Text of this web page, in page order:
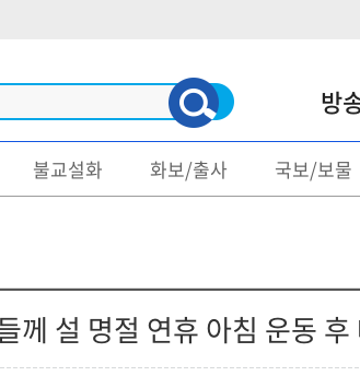
방
신문
정치
지역소식
불
화
불교설화 화보/출사 국보/보물
께 설 명절 연휴 아침 운동